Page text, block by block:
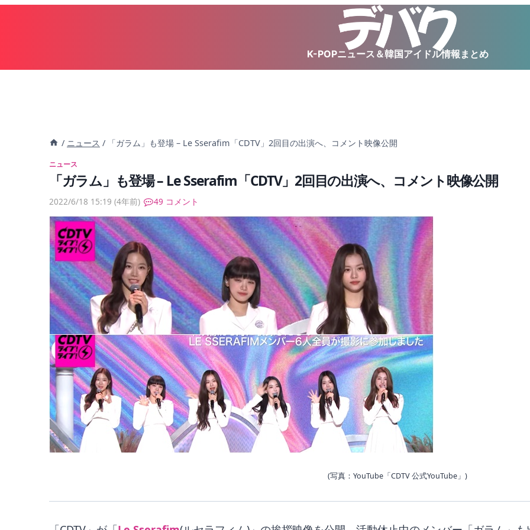
K-POPニュース＆韓国アイドル情報まとめ
/ ニュース / 「ガラム」も登場 – Le Sserafim「CDTV」2回目の出演へ、コメント映像公開
ニュース
「ガラム」も登場 – Le Sserafim「CDTV」2回目の出演へ、コメント映像公開
2022/6/18 15:19 (4年前) 49 コメント
(写真：YouTube「CDTV 公式YouTube」)